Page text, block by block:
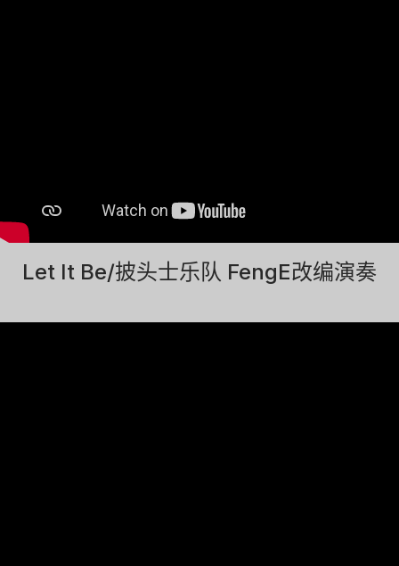
Let It Be/披头士乐队 FengE改编演奏